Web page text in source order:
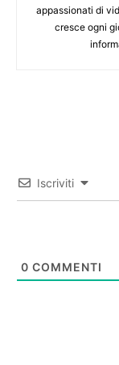
appassionati di
cresce ogni
Iscriviti
0 COMMENTI